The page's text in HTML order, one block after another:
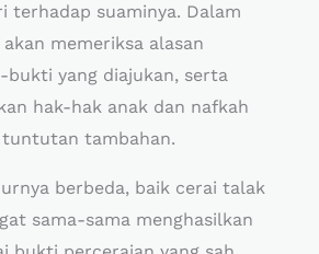
terhadap suaminya. Dalam
memeriksa alasan
yang diajukan, serta
hak-hak anak dan nafkah
tambahan.
berbeda, baik cerai talak
sama-sama menghasilkan